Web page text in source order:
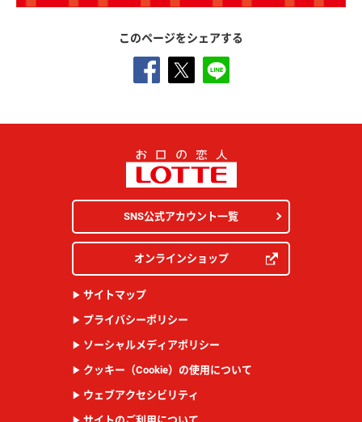
このページをシェアする
サイトマップ
プライバシーポリシー
ソーシャルメディアポリシー
クッキー（Cookie）の使用について
ウェブアクセシビリティ
SNS公式アカウント一覧
オンラインショップ